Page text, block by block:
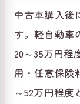
中古車購入後
す。軽自動車
20～35万円
用・任意保険
～52万円程